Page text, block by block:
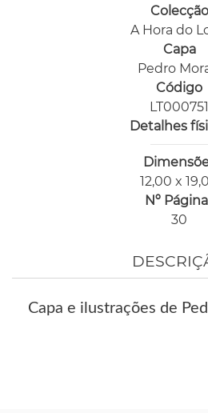
Colecção
A Hora do
Capa
Pedro
Código
LT000751
Detalhes
12,00 x
Nº
30
Capa e ilustrações de